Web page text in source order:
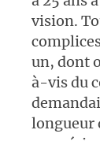
vision.
un, dont
à-vis du
longueur